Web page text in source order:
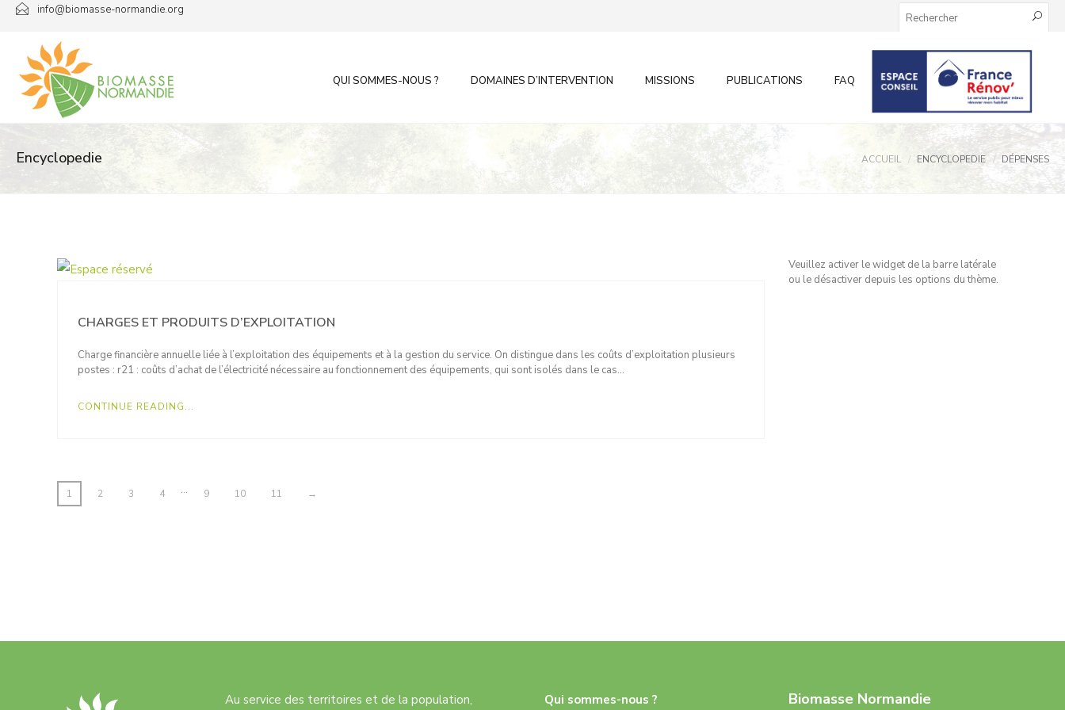
Passer
contenu
info@biomasse-normandie.org
QUI SOMMES-NOUS ? DOMAINES D’INTERVENTION MISSIONS PUBLICATIONS FAQ INFOS AUX PARTICULIERS
Encyclopedie ACCUEIL ENCYCLOPEDIE DÉPENSES
CHARGES ET PRODUITS D’EXPLOITATION
Charge financière annuelle liée à l’exploitation des équipements et à la gestion du service. On distingue dans les coûts d’exploitation plusieurs
postes : r21 : coûts d’achat de l’électricité nécessaire au fonctionnement des équipements, qui sont isolés dans le cas…
CONTINUE READING...
1 2 3 4 … 9 10 11 →
Veuillez activer le widget de la barre latérale
ou le désactiver depuis les options du thème.
Au service des territoires et de la population, Qui sommes-nous ? Biomasse Normandie